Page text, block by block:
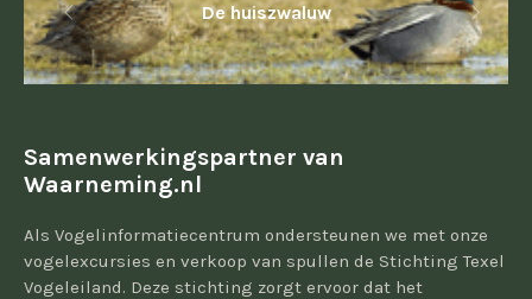
De huiszwaluw
Samenwerkingspartner van
Waarneming.nl
Als Vogelinformatiecentrum ondersteunen we met onze
vogelexcursies en verkoop van spullen de Stichting Texel
Vogeleiland. Deze stichting zorgt ervoor dat het